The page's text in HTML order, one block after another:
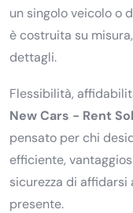
un singolo veicolo o
è costruita su
dettagli.
Flessibilità,
New Cars - Rent
pensato per chi
efficiente,
sicurezza di
presente.